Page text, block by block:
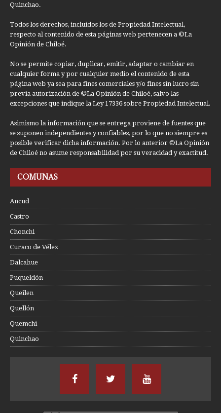
Quinchao.
Todos los derechos, incluidos los de Propiedad Intelectual,
respecto al contenido de esta páginas web pertenecen a ©La
Opinión de Chiloé.
No se permite copiar, duplicar, emitir, adaptar o cambiar en
cualquier forma y por cualquier medio el contenido de esta
página web ya sea para fines comerciales y/o fines sin lucro sin
previa autorización de ©La Opinión de Chiloé, salvo las
excepciones que indique la Ley 17336 sobre Propiedad Intelectual.
Asimismo la información que se entrega proviene de fuentes que
se suponen independientes y confiables, por lo que no siempre es
posible verificar dicha información. Por lo anterior ©La Opinión
de Chiloé no asume responsabilidad por su veracidad y exactitud.
COMUNAS
Ancud
Castro
Chonchi
Curaco de Vélez
Dalcahue
Puqueldón
Queilen
Quellón
Quemchi
Quinchao